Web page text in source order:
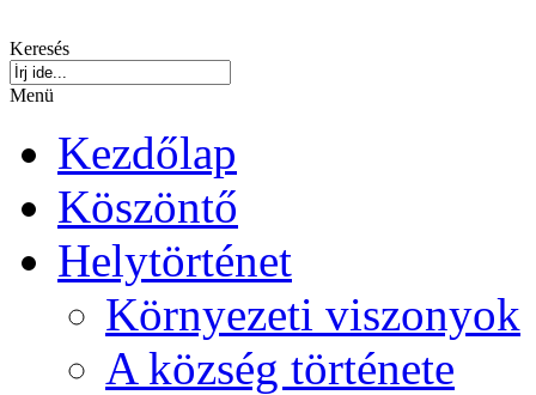
Keresés
Menü
Kezdőlap
Köszöntő
Helytörténet
Környezeti viszonyok
A község története